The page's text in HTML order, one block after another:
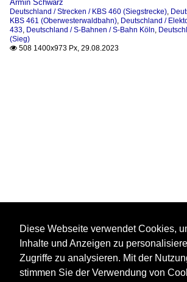
Armin Schwarz
Deutschland / Strecken / KBS 460 (Siegstrecke),
KBS 461 (Oberwesterwaldbahn), Deutschland /
433, Deutschland / S-Bahnen / S-Bahn Köln,
(Sieg)
 508 1400x973 Px, 29.08.2023
Diese Webseite verwendet Cookies,
Inhalte und Anzeigen zu
Zugriffe zu analysieren. Mit der
stimmen Sie der Verwendung von